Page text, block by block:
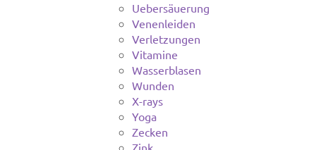
Uebersäuerung
Venenleiden
Verletzungen
Vitamine
Wasserblasen
Wunden
X-rays
Yoga
Zecken
Zink